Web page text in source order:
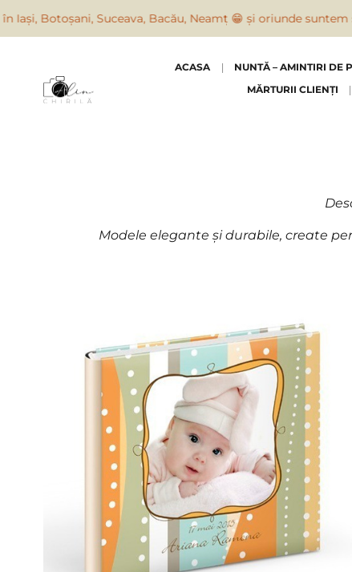
ACASA NUNTĂ – AMINTIRI DE
MĂRTURII CLIENȚI
Modele elegante și durabile, create
Suceava, Bacău, Neamț 😁 și oriunde suntem solicitați